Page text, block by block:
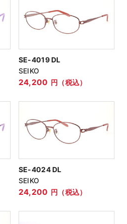
検索する
SE-4019 DL
SEIKO
24,200 円（税込）
SE-4024 DL
SEIKO
24,200 円（税込）